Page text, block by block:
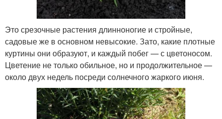
Это срезочные растения длинноногие и стройные,
садовые же в основном невысокие. Зато, какие плотные
куртины они образуют, и каждый побег — с цветоносом.
Цветение не только обильное, но и продолжительное —
около двух недель посреди солнечного жаркого июня.